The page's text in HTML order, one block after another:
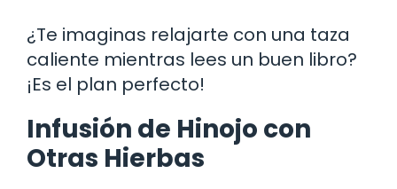
¿Te imaginas relajarte con una taza
caliente mientras lees un buen libro?
¡Es el plan perfecto!
Infusión de Hinojo con
Otras Hierbas